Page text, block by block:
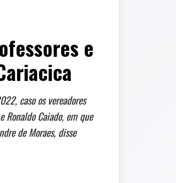
e
caso os vereadores
Ronaldo Caiado, em que
de Moraes, disse